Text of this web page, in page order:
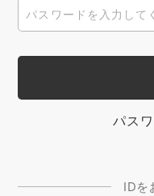
パス
IDを